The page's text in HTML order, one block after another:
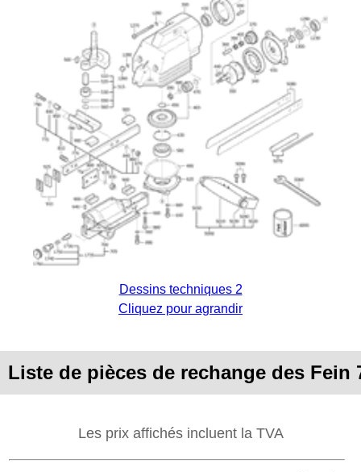
Dessins techniques 2
Cliquez pour agrandir
Liste de pièces de rechange des Fein
Les prix affichés incluent la TVA